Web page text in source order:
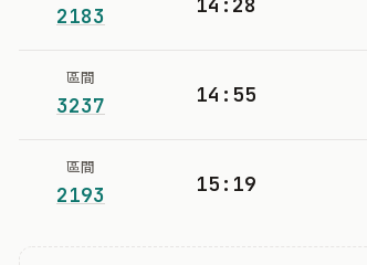
2183
區間
3237 14:55
區間
2193 15:19